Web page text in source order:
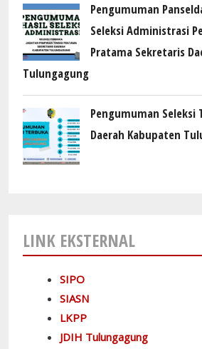
Pengumuman
Seleksi Administrasi
Pratama Sekretaris
Tulungagung
Pengumuman Seleksi
Daerah Kabupaten
LINK EKSTERNAL
SIPO
SIASN
LKPP
JDIH Tulungagung